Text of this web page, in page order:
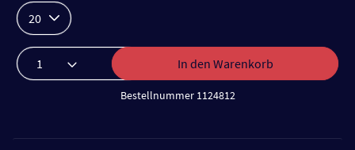
20
In den Warenkorb
Bestellnummer 1124812